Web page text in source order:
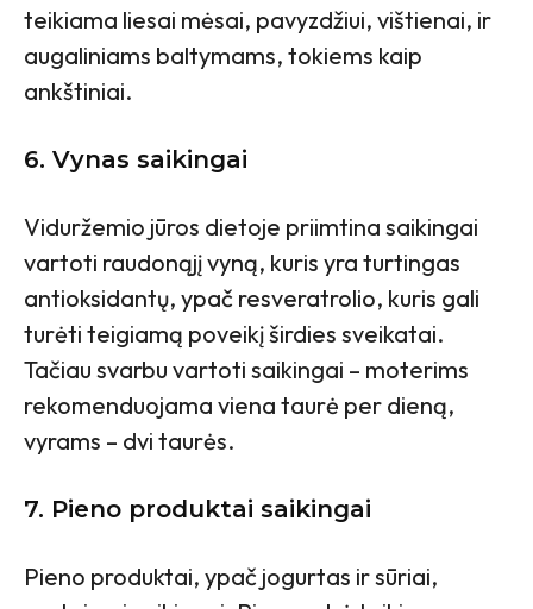
teikiama liesai mėsai, pavyzdžiui, vištienai, ir
augaliniams baltymams, tokiems kaip
ankštiniai.
6. Vynas saikingai
Viduržemio jūros dietoje priimtina saikingai
vartoti raudonąjį vyną, kuris yra turtingas
antioksidantų, ypač resveratrolio, kuris gali
turėti teigiamą poveikį širdies sveikatai.
Tačiau svarbu vartoti saikingai – moterims
rekomenduojama viena taurė per dieną,
vyrams – dvi taurės.
7. Pieno produktai saikingai
Pieno produktai, ypač jogurtas ir sūriai,